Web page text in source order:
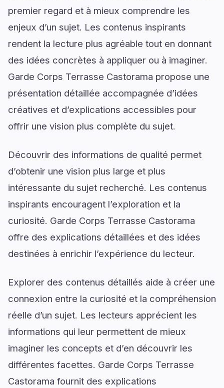
premier regard et à mieux comprendre les
enjeux d’un sujet. Les contenus inspirants
rendent la lecture plus agréable tout en donnant
des idées concrètes à appliquer ou à imaginer.
Garde Corps Terrasse Castorama propose une
présentation détaillée accompagnée d’idées
créatives et d’explications accessibles pour
offrir une vision plus complète du sujet.
Découvrir des informations de qualité permet
d’obtenir une vision plus large et plus
intéressante du sujet recherché. Les contenus
inspirants encouragent l’exploration et la
curiosité. Garde Corps Terrasse Castorama
offre des explications détaillées et des idées
destinées à enrichir l’expérience du lecteur.
Explorer des contenus détaillés aide à créer une
connexion entre la curiosité et la compréhension
réelle d’un sujet. Les lecteurs apprécient les
informations qui leur permettent de mieux
imaginer les concepts et d’en découvrir les
différentes facettes. Garde Corps Terrasse
Castorama fournit des explications